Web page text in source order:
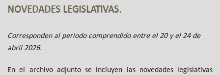
NOVEDADES LEGISLATIVAS.
Corresponden al periodo comprendido entre el 20 y el 24 de
abril 2026.
En el archivo adjunto se incluyen las novedades legislativas